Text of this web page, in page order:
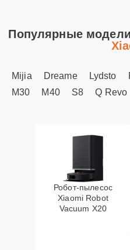
Популярные модели
Mijia Dreame Lydsto
M30
M40 S8 Q Revo
Робот-пылесос
Xiaomi Robot
Vacuum X20